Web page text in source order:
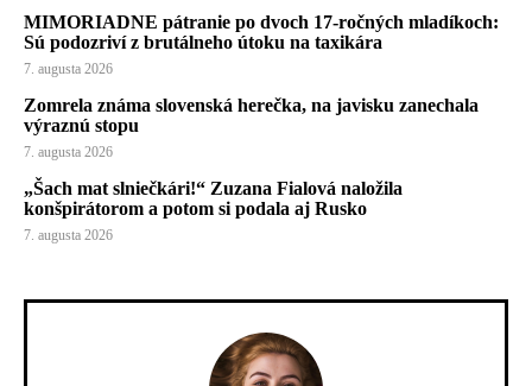
MIMORIADNE pátranie po dvoch 17-ročných mladíkoch:
Sú podozriví z brutálneho útoku na taxikára
7. augusta 2026
Zomrela známa slovenská herečka, na javisku zanechala
výraznú stopu
7. augusta 2026
„Šach mat slniečkári!“ Zuzana Fialová naložila
konšpirátorom a potom si podala aj Rusko
7. augusta 2026